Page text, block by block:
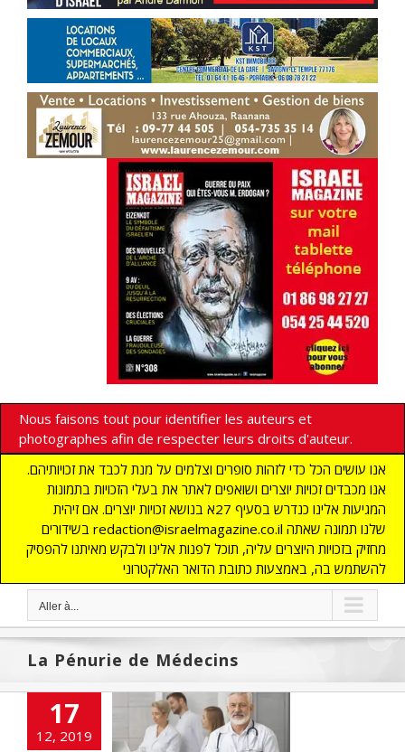
Nous faisons tout pour identifier les auteurs et
photographes afin de respecter leurs droits d'auteur.
אנו עושים הכל כדי לזהות סופרים וצלמים על מנת לכבד את זכויותיהם.
אנו מכבדים זכויות יוצרים ושואפים לאתר את בעלי הזכויות בתמונות
המגיעות אלינו כנדרש בסעיף 27א בנושא זכויות יוצרים. אם זיהית
בשידורים redaction@israelmagazine.co.il שלנו תמונה שאתה
מחזיק בזכויות היוצרים עליה, תוכל לפנות אלינו ולבקש מאיתנו להפסיק
להשתמש בה, באמצעות כתובת הדואר האלקטרוני
Aller à...
La Pénurie de Médecins
17
12, 2019
de Médecins